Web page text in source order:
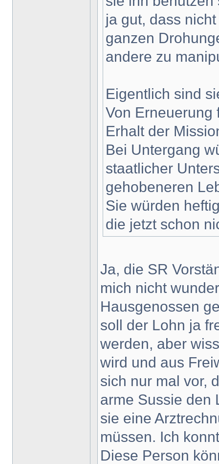
ja gut, dass
ganzen
andere zu
Eigentlich sind
Von Erneuerung
Erhalt der
Bei Untergang
staatlicher
gehobeneren
Sie würden
die jetzt schon
Ja, die SR
mich nicht
Hausgenossen
soll der Lohn ja
werden, aber
wird und aus
sich nur mal vor,
arme Sussie den
sie eine
müssen. Ich
Diese Person